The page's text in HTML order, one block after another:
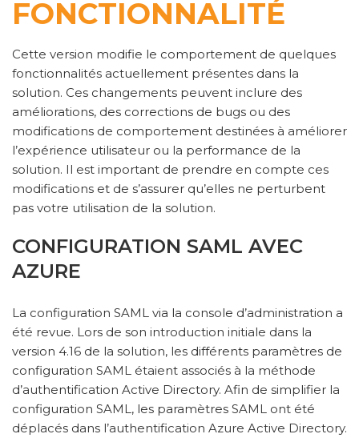
FONCTIONNALITÉ
Cette version modifie le comportement de quelques
fonctionnalités actuellement présentes dans la
solution. Ces changements peuvent inclure des
améliorations, des corrections de bugs ou des
modifications de comportement destinées à améliorer
l’expérience utilisateur ou la performance de la
solution. Il est important de prendre en compte ces
modifications et de s’assurer qu’elles ne perturbent
pas votre utilisation de la solution.
CONFIGURATION SAML AVEC
AZURE
La configuration SAML via la console d’administration a
été revue. Lors de son introduction initiale dans la
version 4.16 de la solution, les différents paramètres de
configuration SAML étaient associés à la méthode
d’authentification Active Directory. Afin de simplifier la
configuration SAML, les paramètres SAML ont été
déplacés dans l’authentification Azure Active Directory.